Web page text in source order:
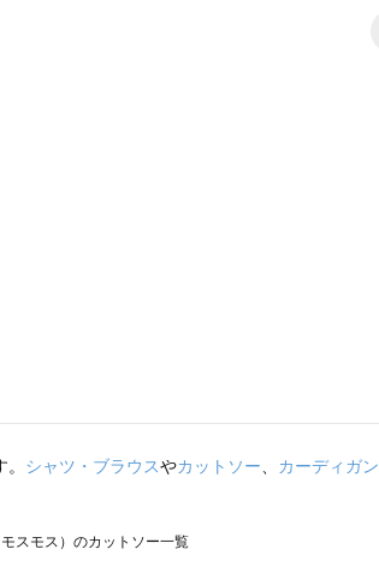
シャツ・ブラウスやカットソー カーディガン
スモス）のカットソー一覧